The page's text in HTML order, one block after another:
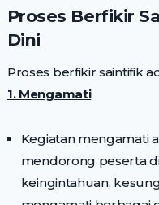
Proses Berfikir
Dini
Proses berfikir saintifik
1. Mengamati
Kegiatan mengamati
mendorong peserta
keingintahuan,